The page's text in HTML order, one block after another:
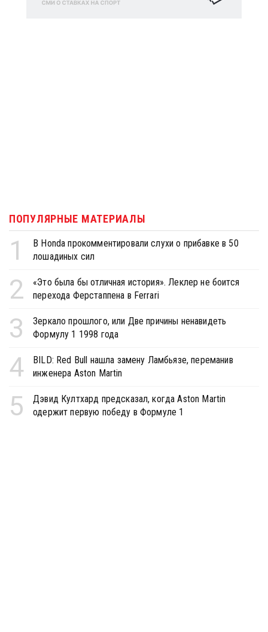
ПОПУЛЯРНЫЕ МАТЕРИАЛЫ
1
В Honda прокомментировали слухи о прибавке в 50
лошадиных сил
2
«Это была бы отличная история». Леклер не боится
перехода Ферстаппена в Ferrari
3
Зеркало прошлого, или Две причины ненавидеть
Формулу 1 1998 года
4
BILD: Red Bull нашла замену Ламбьязе, переманив
инженера Aston Martin
5
Дэвид Култхард предсказал, когда Aston Martin
одержит первую победу в Формуле 1